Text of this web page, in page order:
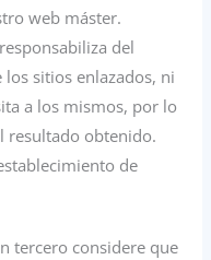
web máster.
del
sitios enlazados, ni
a los mismos, por lo
resultado obtenido.
de
tercero considere que